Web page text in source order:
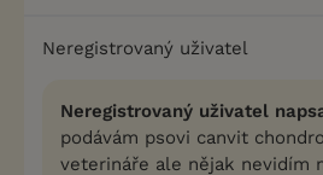
Neregistrovaný uživatel
Neregistrovaný uživatel
podávám psovi canvit
veterináře ale nějak nevidím